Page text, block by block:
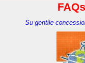
FAQs
Su gentile